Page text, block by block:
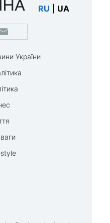
RU UA
України